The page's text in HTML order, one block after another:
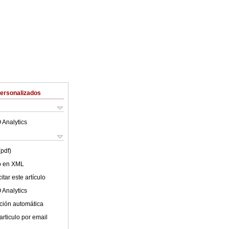
Analytics
en XML
este artículo
Analytics
automática
por email